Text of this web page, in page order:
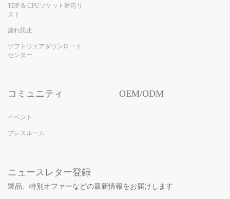
TDP & CPUソケット対応リ
スト
漏れ防止
ソフトウェアダウンロード
センター
コミュニティ
イベント
プレスルーム
OEM/ODM
ニュースレター登録
製品、特別オファーなどの最新情報をお届けします